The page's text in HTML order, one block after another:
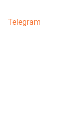
Telegram